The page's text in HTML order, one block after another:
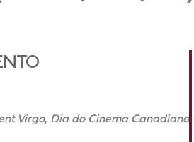
Virgo, Dia do Cinema Canadiano